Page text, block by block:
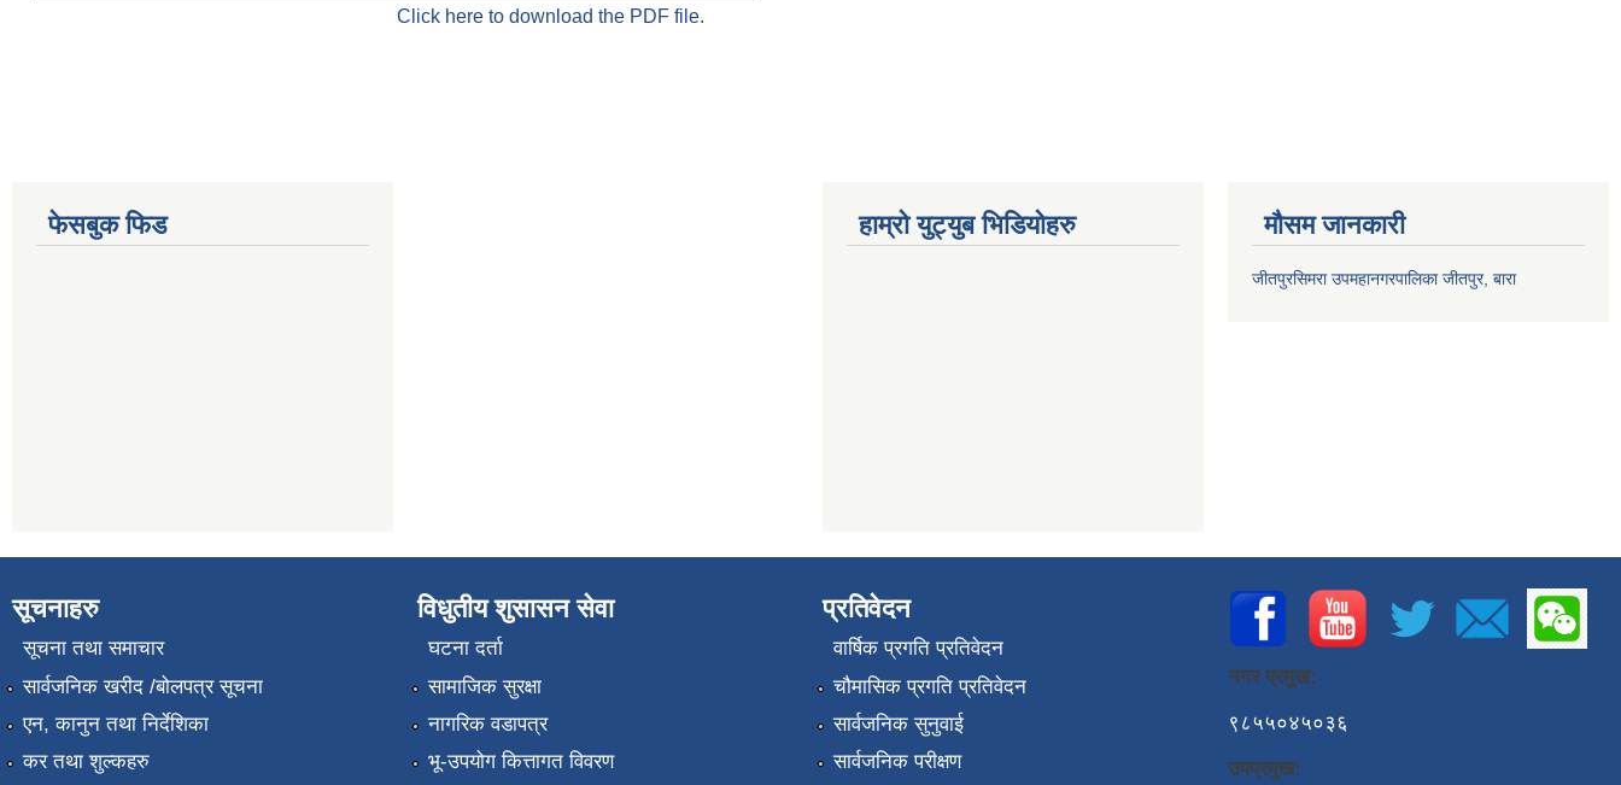
Click here to download the PDF file.
फेसबुक फिड हाम्रो युट्युब भिडियोहरु मौसम जानकारी
जीतपुरसिमरा उपमहानगरपालिका जीतपुर, बारा
सूचनाहरु
सूचना तथा समाचार
सार्वजनिक खरीद /बोलपत्र सूचना
एन, कानुन तथा निर्देशिका
कर तथा शुल्कहरु
विधुतीय शुसासन सेवा
घटना दर्ता
सामाजिक सुरक्षा
नागरिक वडापत्र
भू-उपयोग कित्तागत विवरण
प्रतिवेदन
वार्षिक प्रगति प्रतिवेदन
चौमासिक प्रगति प्रतिवेदन
सार्वजनिक सुनुवाई
सार्वजनिक परीक्षण
नगर प्रमुख:
९८५५०४५०३६
उपप्रमुख: